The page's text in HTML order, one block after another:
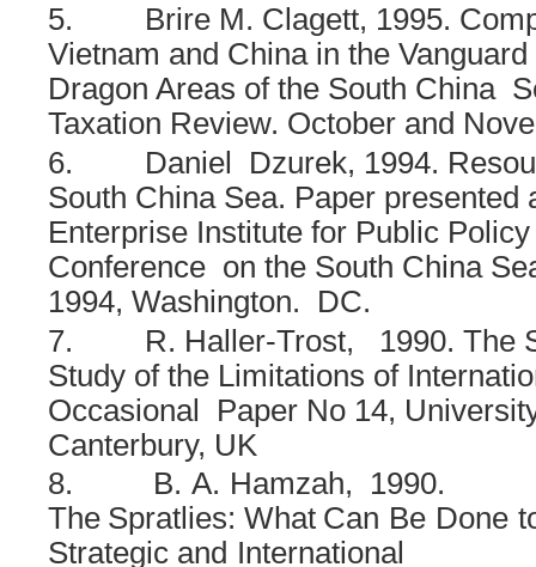
5.
Brire M. Clagett, 1995.
Vietnam and China in the
Dragon Areas of the South China
Taxation Review. October and
6.
Daniel Dzurek, 1994.
South China Sea. Paper presented
Enterprise Institute for Public
Conference on the South China
1994, Washington. DC.
7.
R. Haller-Trost, 1990. The
Study of the Limitations of
Occasional Paper No 14,
Canterbury, UK
8.
B. A. Hamzah,
1990.
The Spratlies: What Can Be Done
Strategic and International